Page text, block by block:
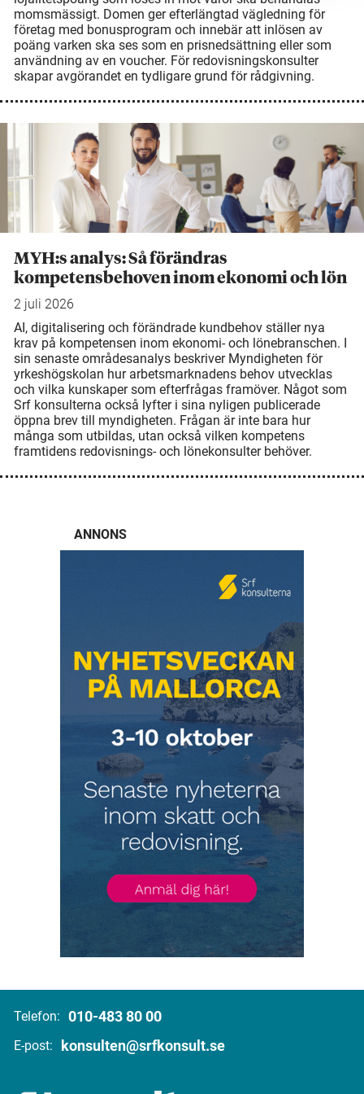
momsmässigt. Domen ger efterlängtad vägledning för
företag med bonusprogram och innebär att inlösen av
poäng varken ska ses som en prisnedsättning eller som
användning av en voucher. För redovisningskonsulter
skapar avgörandet en tydligare grund för rådgivning.
MYH:s analys: Så förändras
kompetensbehoven inom ekonomi och lön
2 juli 2026
AI, digitalisering och förändrade kundbehov ställer nya
krav på kompetensen inom ekonomi- och lönebranschen. I
sin senaste områdesanalys beskriver Myndigheten för
yrkeshögskolan hur arbetsmarknadens behov utvecklas
och vilka kunskaper som efterfrågas framöver. Något som
Srf konsulterna också lyfter i sina nyligen publicerade
öppna brev till myndigheten. Frågan är inte bara hur
många som utbildas, utan också vilken kompetens
framtidens redovisnings- och lönekonsulter behöver.
ANNONS
Telefon: 010-483 80 00
E-post: konsulten@srfkonsult.se